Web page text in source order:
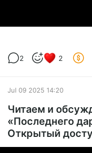
2 2
Jul 09 2025 14:20
Читаем и
«Последнего
Открытый